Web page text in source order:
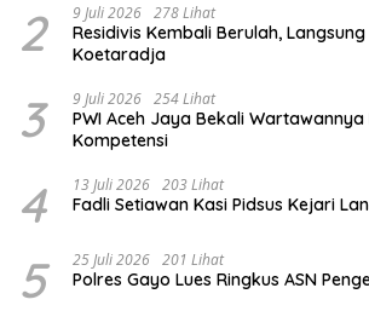
2 9 Juli 2026 278 Lihat
Residivis Kembali Berulah,
Koetaradja
3 9 Juli 2026 254 Lihat
PWI Aceh Jaya Bekali
Kompetensi
4 13 Juli 2026 203 Lihat
Fadli Setiawan Kasi Pidsus Kejari
5 25 Juli 2026 201 Lihat
Polres Gayo Lues Ringkus ASN